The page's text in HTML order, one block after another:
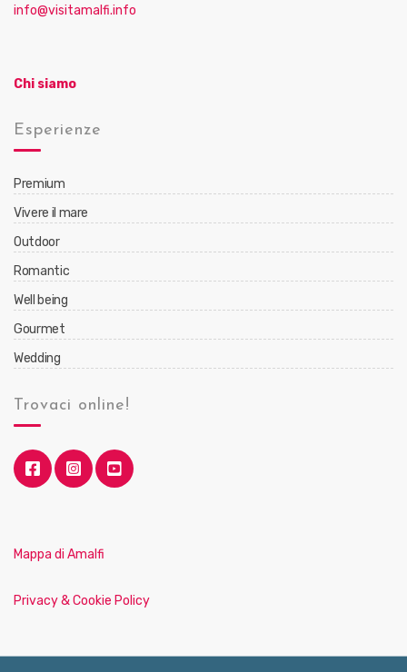
info@visitamalfi.info
Chi siamo
Esperienze
Premium
Vivere il mare
Outdoor
Romantic
Well being
Gourmet
Wedding
Trovaci online!
Mappa di Amalfi
Privacy & Cookie Policy